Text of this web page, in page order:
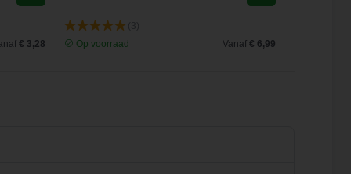
€ 3,28
Op voorraad
Vanaf € 6,99